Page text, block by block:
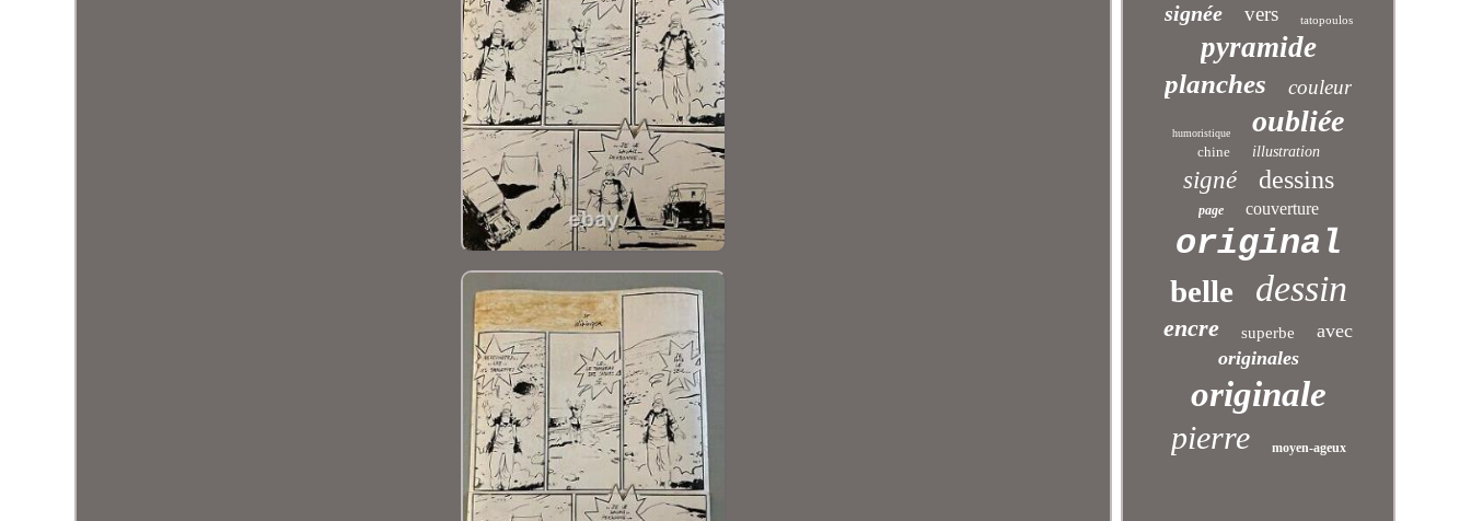
signée vers tatopoulos
pyramide
planches couleur
humoristique oubliée
chine illustration
signé dessins
page couverture
original
belle dessin
encre superbe
avec
originales
originale
pierre moyen-ageux